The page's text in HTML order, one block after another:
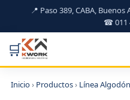
📍 Paso 389, CABA, Buenos
☎ 011
🛒
Inicio› Productos› Línea Algodón